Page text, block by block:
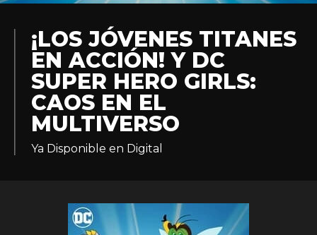
Experiencias
HBO Max
¡LOS JÓVENES TITANES
EN ACCIÓN! Y DC
SUPER HERO GIRLS:
CAOS EN EL
MULTIVERSO
Ya Disponible en Digital